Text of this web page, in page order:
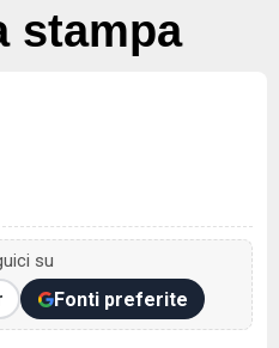
stampa
su
Fonti preferite